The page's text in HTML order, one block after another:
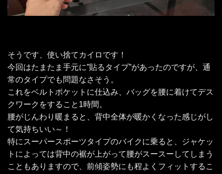
そうです、使い捨てカイロです！
今回はたまたま手元に”貼るタイプ”があったのですが、通
常のタイプでも問題なさそう。
これをベルトポケットに仕込み、バッグを腰に着けてデス
クワークをすること1時間。
腰がじんわり暖まると、背中全体が暖かくなった感じがし
て気持ちいい～！
特にスーパースポーツタイプのバイクに乗ると、ジャケッ
トによっては背中の裾が上がって腰がスースーしてしまう
こともありますので、前傾姿勢にも程よくフィットするこ